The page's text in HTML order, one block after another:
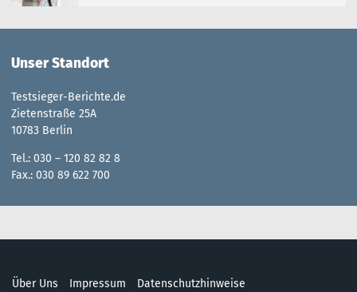
Unser Standort
Testsieger-Berichte.de
Zietenstraße 25A
10783 Berlin
Tel.: 030 – 120 82 82 8
Fax.: 030 89 622 700
Über Uns Impressum Datenschutzhinweise